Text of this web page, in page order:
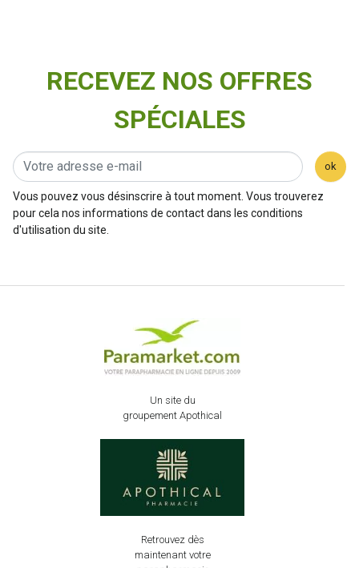
RECEVEZ NOS OFFRES
SPÉCIALES
ok
Vous pouvez vous désinscrire à tout moment. Vous trouverez
pour cela nos informations de contact dans les conditions
d'utilisation du site.
Un site du
groupement Apothical
Retrouvez dès
maintenant votre